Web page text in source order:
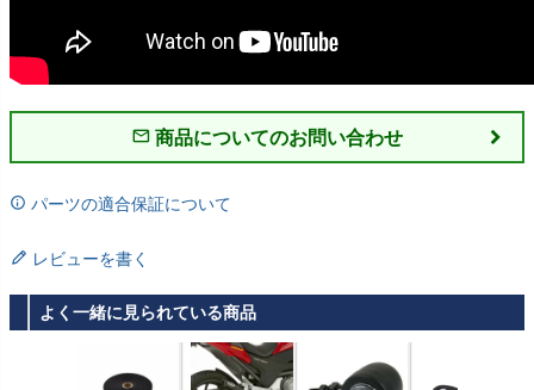
商品についてのお問い合わせ
パーツの適合保証について
レビューを書く
よく一緒に見られている商品